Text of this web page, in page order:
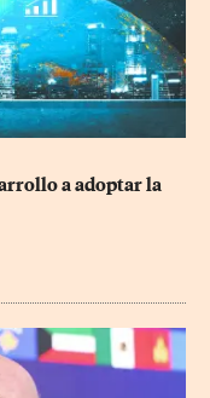
a adoptar la